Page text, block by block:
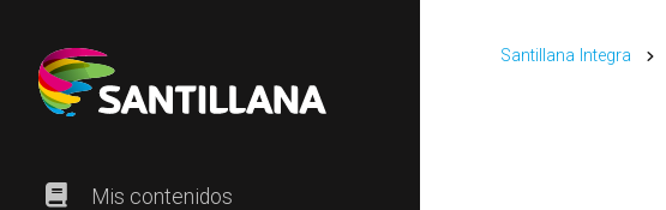
Mis contenidos
Santillana Integra